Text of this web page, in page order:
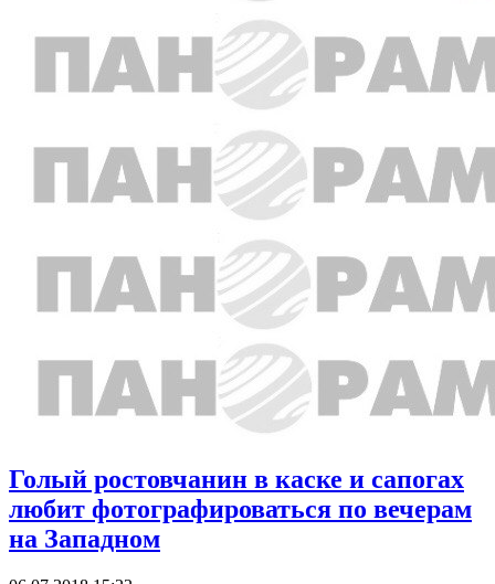
Голый ростовчанин в каске и сапогах
любит фотографироваться по вечерам
на Западном